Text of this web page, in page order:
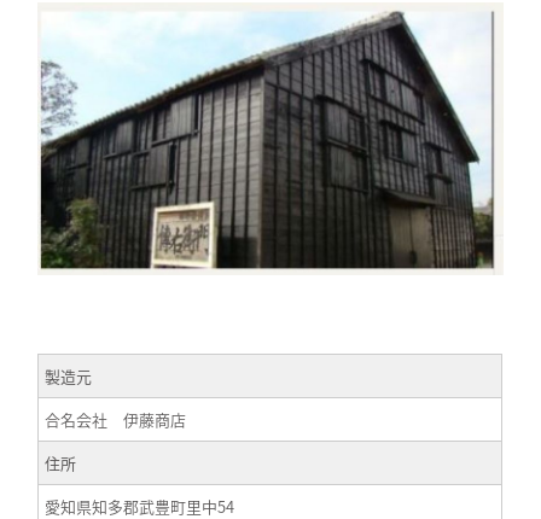
製造元
合名会社 伊藤商店
住所
愛知県知多郡武豊町里中54